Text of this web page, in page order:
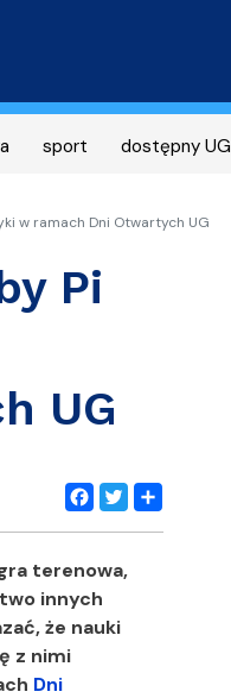
sport dostępny UG
w ramach Dni Otwartych UG
Pi
UG
Facebook
Twitter
Share
terenowa,
innych
że nauki
z nimi
Dni